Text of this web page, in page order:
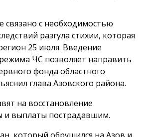
связано с необходимостью
разгула стихии, которая
25 июля. Введение
ЧС позволяет направить
фонда областного
глава Азовского района.
на восстановление
и выплаты пострадавшим.
который обрушился на Азов и